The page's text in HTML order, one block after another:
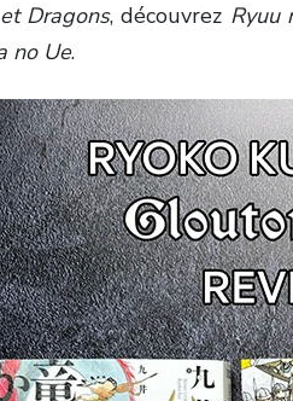
Dragons, découvrez Ryuu
no Ue.